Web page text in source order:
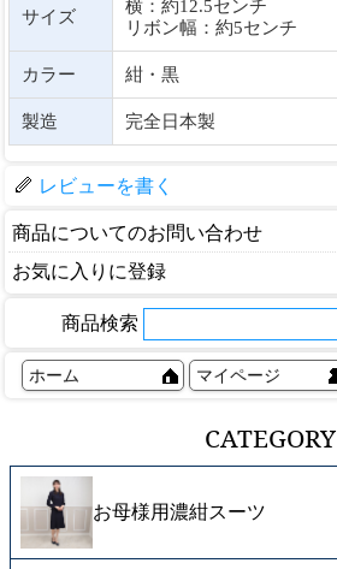
サイズ
横：約12.5センチ
リボン幅：約5センチ
カラー 紺・黒
製造 完全日本製
レビューを書く
商品についてのお問い合わせ
お気に入りに登録
商品検索
ホーム マイページ
CATEGORY
お母様用濃紺スーツ